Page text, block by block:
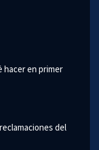
hacer en primer
del